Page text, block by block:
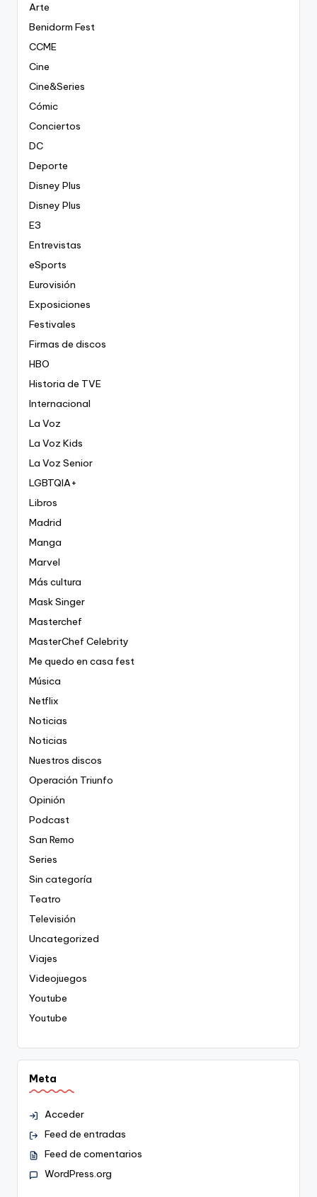
Arte
Benidorm Fest
CCME
Cine
Cine&Series
Cómic
Conciertos
DC
Deporte
Disney Plus
Disney Plus
E3
Entrevistas
eSports
Eurovisión
Exposiciones
Festivales
Firmas de discos
HBO
Historia de TVE
Internacional
La Voz
La Voz Kids
La Voz Senior
LGBTQIA+
Libros
Madrid
Manga
Marvel
Más cultura
Mask Singer
Masterchef
MasterChef Celebrity
Me quedo en casa fest
Música
Netflix
Noticias
Noticias
Nuestros discos
Operación Triunfo
Opinión
Podcast
San Remo
Series
Sin categoría
Teatro
Televisión
Uncategorized
Viajes
Videojuegos
Youtube
Youtube
Meta
Acceder
Feed de entradas
Feed de comentarios
WordPress.org